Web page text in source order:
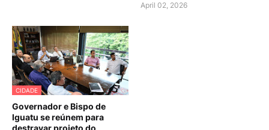
April 02, 2026
CIDADE
Governador e Bispo de
Iguatu se reúnem para